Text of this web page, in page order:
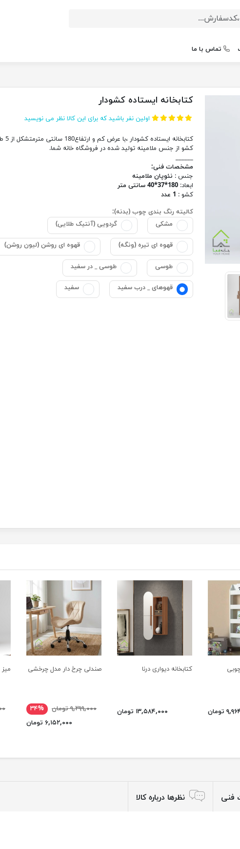
تماس با ما
کتابخانه ایستاده کشودار
اولین نفر باشید که برای این کالا نظر می نویسید
کشو از جنس ملامینه تولید شده در فروشگاه خانه شما.
______
مشخصات فنی:
جنس : نئوپان ملامینه
ابعاد: 180*37*40 سانتی متر
کشو : 1 عدد
کالیته رنگ بندی چوب (بدنه):
مشکی
گردویی (آنتیک طلایی)
قهوه ای تیره (ونگه) قهوه ای روشن (لیون روشن)
طوسی طوسی _ در سفید
قهوهای _ درب سفید سفید
تومان
کتابخانه دیواری درنا
۱۳,۵۸۴,۰۰۰ تومان
صندلی چرخ دار مدل چرخشی
۹,۲۹۹,۰۰۰ تومان
۳۴%
۶,۱۵۲,۰۰۰ تومان
فنی نظرها درباره کالا